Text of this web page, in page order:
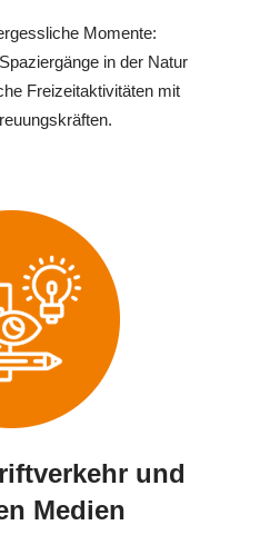
Momente:
in der Natur
Freizeitaktivitäten mit
und
Medien